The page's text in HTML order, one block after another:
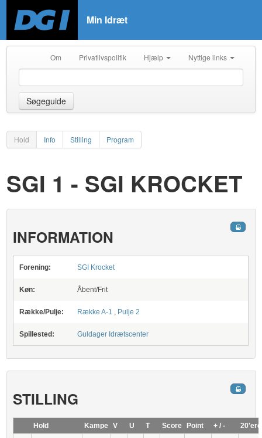
Min Idræt
Om Privatlivspolitik Hjælp Nyttige links
Søgeguide
Hold Info Stilling Program
SGI 1 - SGI KROCKET
INFORMATION
Forening: SGI Krocket
Køn: Åbent/Frit
Række/Pulje: Række A-1 , Pulje 2
Spillested: Guldager Idrætscenter
STILLING
Hold Kampe V U T Score Point + / - 20'ere